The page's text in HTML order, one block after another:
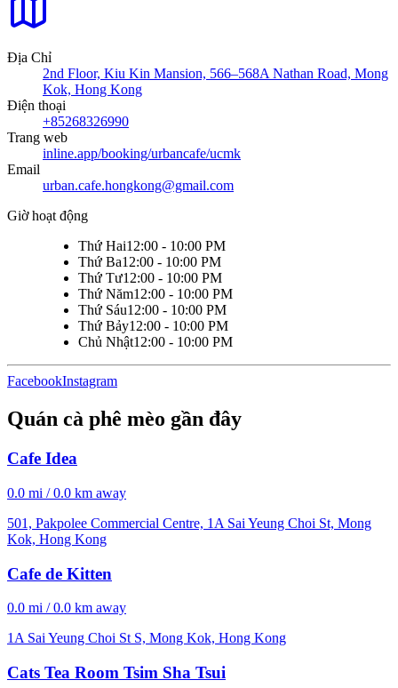
Địa Chỉ
2nd Floor, Kiu Kin Mansion, 566–568A Nathan Road, Mong
Kok, Hong Kong
Điện thoại
+85268326990
Trang web
inline.app/booking/urbancafe/ucmk
Email
urban.cafe.hongkong@gmail.com
Giờ hoạt động
Thứ Hai12:00 - 10:00 PM
Thứ Ba12:00 - 10:00 PM
Thứ Tư12:00 - 10:00 PM
Thứ Năm12:00 - 10:00 PM
Thứ Sáu12:00 - 10:00 PM
Thứ Bảy12:00 - 10:00 PM
Chủ Nhật12:00 - 10:00 PM
FacebookInstagram
Quán cà phê mèo gần đây
Cafe Idea
0.0 mi / 0.0 km away
501, Pakpolee Commercial Centre, 1A Sai Yeung Choi St, Mong
Kok, Hong Kong
Cafe de Kitten
0.0 mi / 0.0 km away
1A Sai Yeung Choi St S, Mong Kok, Hong Kong
Cats Tea Room Tsim Sha Tsui